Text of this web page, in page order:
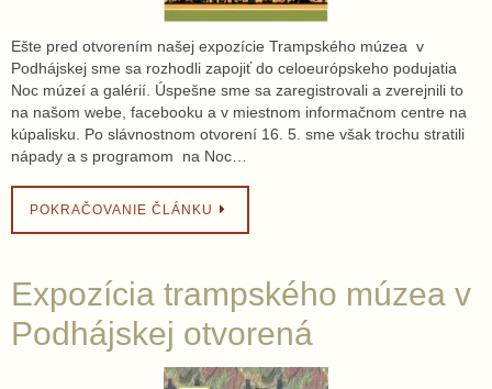
Ešte pred otvorením našej expozície Trampského múzea v
Podhájskej sme sa rozhodli zapojiť do celoeurópskeho podujatia
Noc múzeí a galérií. Úspešne sme sa zaregistrovali a zverejnili to
na našom webe, facebooku a v miestnom informačnom centre na
kúpalisku. Po slávnostnom otvorení 16. 5. sme však trochu stratili
nápady a s programom na Noc…
POKRAČOVANIE ČLÁNKU
Expozícia trampského múzea v
Podhájskej otvorená